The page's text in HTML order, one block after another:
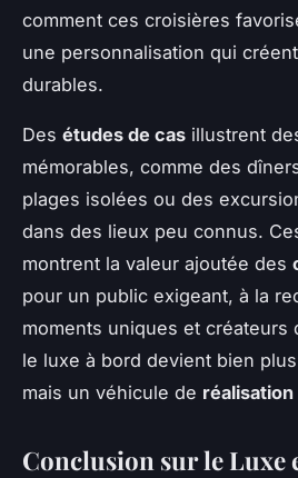
comment ces croisières
une personnalisation qui
durables.
Des études de cas illustrent
mémorables, comme des
plages isolées ou des
dans des lieux peu connus.
montrent la valeur ajoutée des
pour un public exigeant, à la
moments uniques et créateurs
le luxe à bord devient bien
mais un véhicule de
Conclusion sur le Luxe